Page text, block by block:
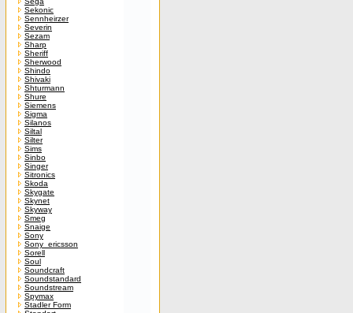
Sekonic
Sennheirzer
Severin
Sezam
Sharp
Sheriff
Sherwood
Shindo
Shivaki
Shturmann
Shure
Siemens
Sigma
Silanos
Siltal
Silter
Sims
Sinbo
Singer
Sitronics
Skoda
Skygate
Skynet
Skyway
Smeg
Snaige
Sony
Sony_ericsson
Sorell
Soul
Soundcraft
Soundstandard
Soundstream
Spymax
Stadler Form